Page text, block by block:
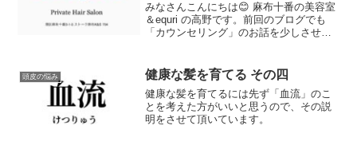
みなさんこんにちは😊 麻布十番の美容室
＆equri の高野です。前回のブログでも
「カウンセリング」のお話を少しさせて
ウンセリングで大切にしていること ②
“顔”に似...
頭皮の悩み 健康な髪を育てる その四
健康な髪を育てるには先ず「血流」のこ
とを考えた方がいいと思うので、その説
明をさせて頂いています。